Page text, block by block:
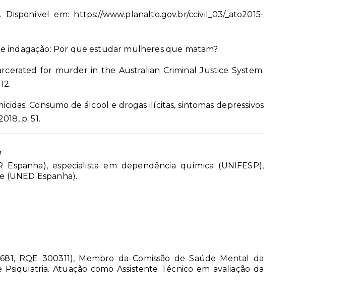
em: https://www.planalto.gov.br/ccivil_03/_ato2015-
indagação: Por que estudar mulheres que matam?
for murder in the Australian Criminal Justice System.
Consumo de álcool e drogas ilícitas, sintomas depressivos
p. 51.
Espanha), especialista em dependência química (UNIFESP),
(UNED Espanha).
RQE 300311), Membro da Comissão de Saúde Mental da
Psiquiatria. Atuação como Assistente Técnico em avaliação da